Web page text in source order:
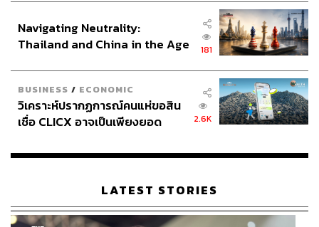
ความรักของทั้งเพื่อนร่วมงาน ศัตรู กลุ่มโจร และตัวประกัน
เกิดขึ้น ตั้งอยู่ และพังทลายสลับกับแผนการที่ต้องเปลี่ยนแปลง
ไปมาอยู่ตลอดทั้งเรื่อง
สุดท้ายในซีซันแรกผู้สร้างก็ช่างใจร้ายกับคนดูด้วยการทิ้ง
ภารกิจนั้นค้างไว้แค่การเจรจาต่อรองครั้งสำคัญระหว่างกลุ่ม
โจรกับตัวประกัน แล้วก็ตัดจบลงไปเฉยๆ ทำให้หลายคนที่
ติดตามมาตั้งแต่ต้นออกอาการหงุดหงิดกันเป็นแถบ แต่คราว
ของกลุ่มโจรหน้ากากในชุดฮู้ดแดงครั้งนี้ได้จบสิ้นลงเป็นที่
ในซีซัน 2 ปรับลดลงเหลือแค่ 9 ตอน เพราะได้เล่าแบ็กกราวด์
Navigating Neutrality:
Thailand and China in the Age
181
BUSINESS / ECONOMIC
วิเคราะห์ปรากฏการณ์คนแห่ขอสิน
เชื่อ CLICX อาจเป็นเพียงยอด
เรือนไทยที่ถูกซุกไว้
2.6K
LATEST STORIES